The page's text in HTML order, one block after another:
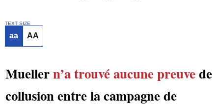
TEXT SIZE
aa AA
Muellern’a trouvé aucune preuvede
collusion entre la campagne de